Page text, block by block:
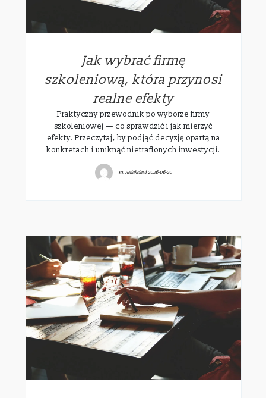
Jak wybrać firmę
szkoleniową, która przynosi
realne efekty
Praktyczny przewodnik po wyborze firmy
szkoleniowej — co sprawdzić i jak mierzyć
efekty. Przeczytaj, by podjąć decyzję opartą na
konkretach i uniknąć nietrafionych inwestycji.
ByRedakcjawi 2026-06-20